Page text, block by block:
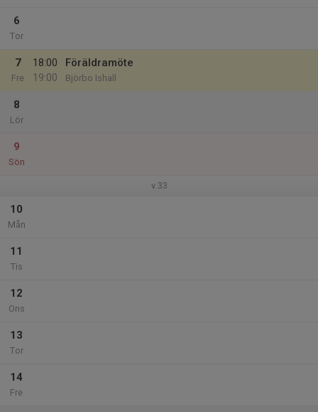
6
Tor
7
Fre
18:00
19:00
Föräldramöte
Björbo Ishall
8
Lör
9
Sön
v.33
10
Mån
11
Tis
12
Ons
13
Tor
14
Fre